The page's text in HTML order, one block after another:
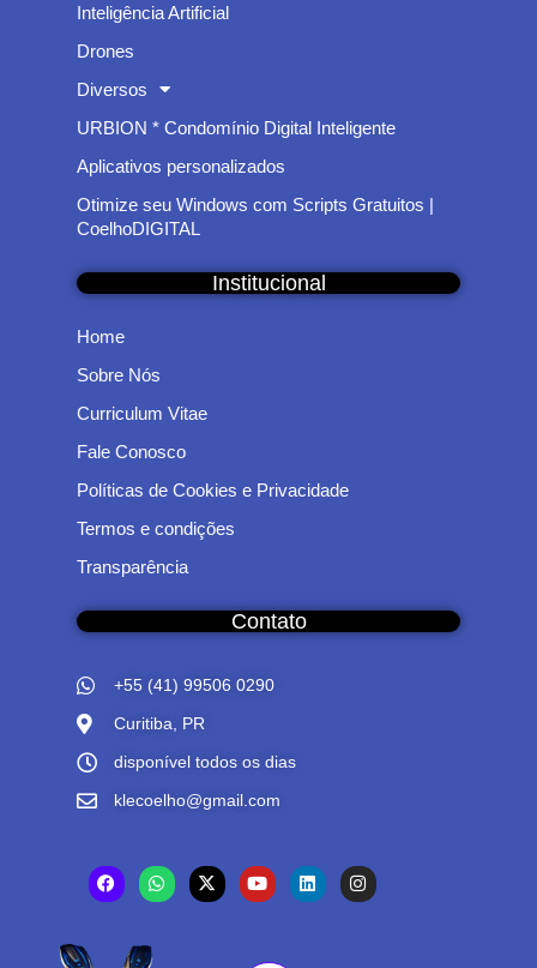
Inteligência Artificial
Drones
Diversos
URBION * Condomínio Digital Inteligente
Aplicativos personalizados
Otimize seu Windows com Scripts Gratuitos |
CoelhoDIGITAL
Institucional
Home
Sobre Nós
Curriculum Vitae
Fale Conosco
Políticas de Cookies e Privacidade
Termos e condições
Transparência
Contato
+55 (41) 99506 0290
Curitiba, PR
disponível todos os dias
klecoelho@gmail.com